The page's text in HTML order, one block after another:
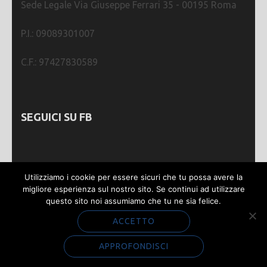
Sede Legale Via Giuseppe Ferrari 35 - 00195 Roma
P.I.: 09089301007
C.F.: 97427830589
SEGUICI SU FB
Webmastering bySGWEB | Metro Magazine |
Sviluppato da
Rara Theme. Powered by
Utilizziamo i cookie per essere sicuri che tu possa avere la
migliore esperienza sul nostro sito. Se continui ad utilizzare
questo sito noi assumiamo che tu ne sia felice.
ACCETTO
APPROFONDISCI